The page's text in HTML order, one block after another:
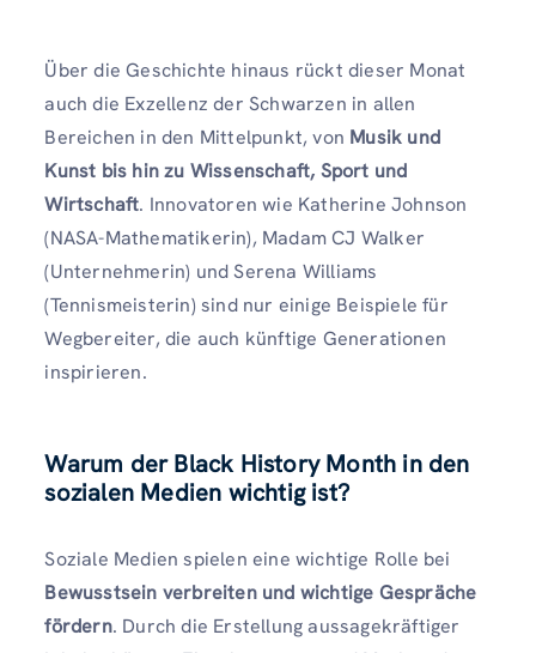
Über die Geschichte hinaus rückt dieser Monat
auch die Exzellenz der Schwarzen in allen
Bereichen in den Mittelpunkt, von Musik und
Kunst bis hin zu Wissenschaft, Sport und
Wirtschaft. Innovatoren wie Katherine Johnson
(NASA-Mathematikerin), Madam CJ Walker
(Unternehmerin) und Serena Williams
(Tennismeisterin) sind nur einige Beispiele für
Wegbereiter, die auch künftige Generationen
inspirieren.
Warum der Black History Month in den
sozialen Medien wichtig ist?
Soziale Medien spielen eine wichtige Rolle bei
Bewusstsein verbreiten und wichtige Gespräche
fördern. Durch die Erstellung aussagekräftiger